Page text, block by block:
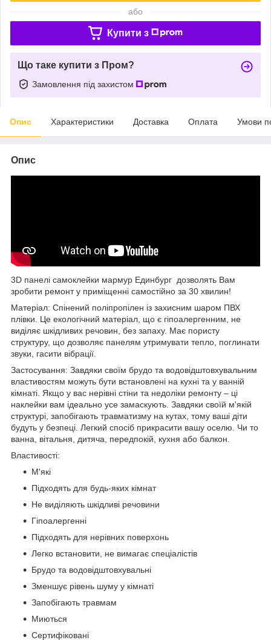
або
Купити з
Що таке купити з Пром?
Замовлення під захистом
Опис Характеристики Доставка Оплата Умови
Опис
3D панелі самоклейки мармур Единбург дозволять Вам
зробити ремонт у приміщенні самостійно за 30 хвилин!
Матеріал: Спінений поліпропілен із захисним шаром ПВХ
плівки. Це екологічний матеріал, що є гіпоалергенним, не
виділяє шкідливих речовин, без запаху. Має пористу
структуру, що дозволяє панелям утримувати тепло, поглинати
звуки, гасити вібрації.
Застосування: Завдяки своїм брудо та водовідштовхувальним
властивостям можуть бути встановлені на кухні та у ванній
кімнаті. Якщо у вас нерівні стіни та недоліки ремонту – ці
наклейки вам ідеально усе замаскують. Завдяки своїй м'якій
структурі, запобігають травматизму на кутах, тому ваші діти
будуть у безпеці. Легкий спосіб прикрасити вашу оселю. Чи то
ванна, вітальня, дитяча, передпокій, кухня або балкон.
Властивості:
М'які
Підходять для будь-яких кімнат
Не виділяють шкідливі речовини
Гіпоалергенні
Підходять для нерівних поверхонь
Легко встановити, не вимагає спеціалістів
Брудо та водовідштовхувальні
Зменшує рівень шуму у кімнаті
Запобігають травмам
Миються
Сертифіковані